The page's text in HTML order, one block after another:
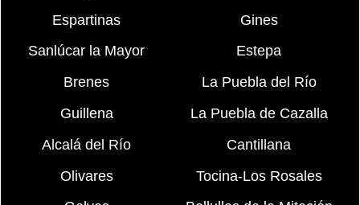
Espartinas
Gines
Sanlúcar la Mayor
Estepa
Brenes
La Puebla del Río
Guillena
La Puebla de Cazalla
Alcalá del Río
Cantillana
Olivares
Tocina-Los Rosales